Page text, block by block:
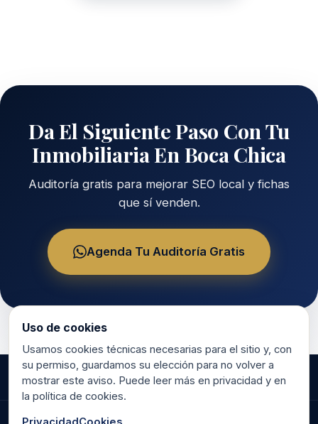
Da El Siguiente Paso Con Tu
Inmobiliaria En Boca Chica
Auditoría gratis para mejorar SEO local y fichas
que sí venden.
Agenda Tu Auditoría Gratis
Uso de cookies
Usamos cookies técnicas necesarias para el sitio y, con
su permiso, guardamos su elección para no volver a
mostrar este aviso. Puede leer más en privacidad y en
la política de cookies.